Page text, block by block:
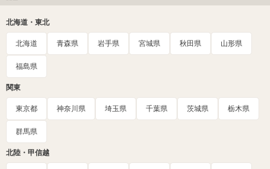
北海道・東北
北海道 青森県 岩手県 宮城県 秋田県 山形県
福島県
関東
東京都 神奈川県 埼玉県 千葉県 茨城県 栃木県
群馬県
北陸・甲信越